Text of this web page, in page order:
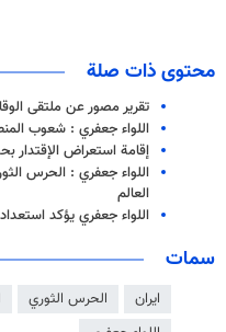
محتوى ذات صلة
تقرير مصور عن ملتقى
اللواء جعفري : شعوب
إقامة استعراض الإقتدار
اللواء جعفري : الحرس
العالم
اللواء جعفري يؤكد
سمات
ايران الحرس الثوري